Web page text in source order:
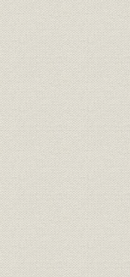
社章
役員
財務・業績;経営
事業所
事業所
事業所
事業所;災害
広告宣伝;事業所